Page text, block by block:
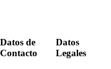
Datos de
Contacto
Datos
Legales